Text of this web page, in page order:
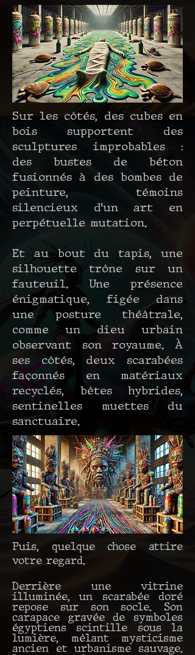
Sur les côtés, des cubes en
bois supportent des
sculptures improbables :
des bustes de béton
fusionnés à des bombes de
peinture, témoins
silencieux d’un art en
perpétuelle mutation.
Et au bout du tapis, une
silhouette trône sur un
fauteuil. Une présence
énigmatique, figée dans
une posture théâtrale,
comme un dieu urbain
observant son royaume. À
ses côtés, deux scarabées
façonnés en matériaux
recyclés, bêtes hybrides,
sentinelles muettes du
sanctuaire.
Puis, quelque chose attire
votre regard.
Derrière une vitrine
illuminée, un scarabée doré
repose sur son socle. Son
carapace gravée de symboles
égyptiens scintille sous la
lumière, mêlant mysticisme
ancien et urbanisme sauvage.